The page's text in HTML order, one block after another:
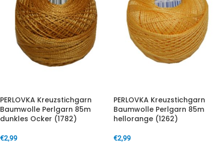
PERLOVKA Kreuzstichgarn
Baumwolle Perlgarn 85m
dunkles Ocker (1782)
€2,99
PERLOVKA Kreuzstichgarn
Baumwolle Perlgarn 85m
hellorange (1262)
€2,99